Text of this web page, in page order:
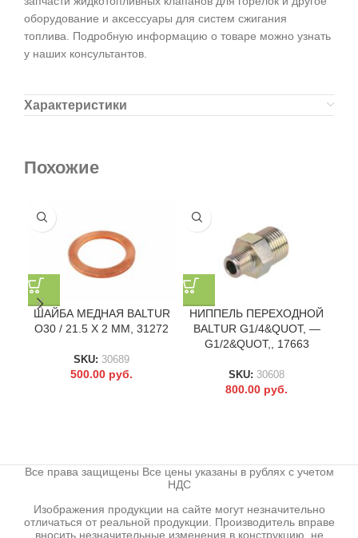
оборудование и аксессуары для систем сжигания
топлива. Подробную информацию о товаре можно узнать
у наших консультантов.
Характеристики
Похожие
ШАЙБА МЕДНАЯ BALTUR
O30 / 21.5 X 2 ММ, 31272
SKU: 30689
500.00 руб.
НИППЕЛЬ ПЕРЕХОДНОЙ
BALTUR G1/4&QUOT, —
G1/2&QUOT,, 17663
SKU: 30608
800.00 руб.
Все права защищены Все цены указаны в рублях с учетом
НДС
Изображения продукции на сайте могут незначительно
отличаться от реальной продукции. Производитель вправе
вносить незначительные изменения в конструкцию, не